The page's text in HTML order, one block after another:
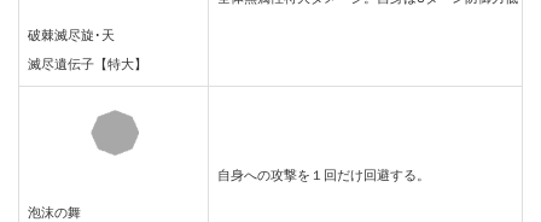
破棘滅尽旋･天
滅尽遺伝子【特大】
泡沫の舞
自身への攻撃を１回だけ回避する。